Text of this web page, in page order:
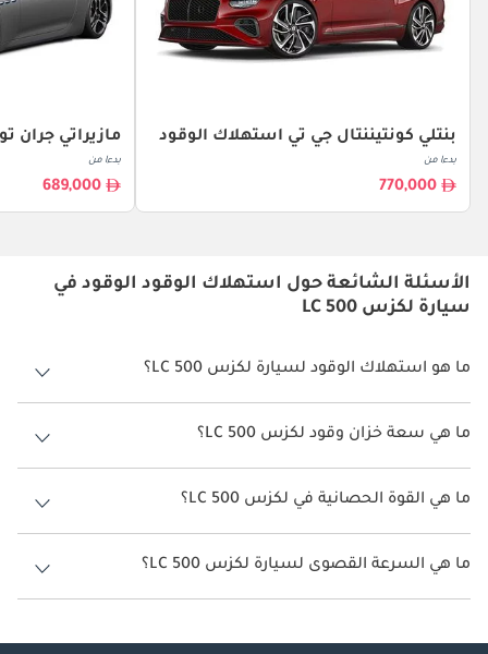
بنتلي كونتيننتال جي تي استهلاك الوقود
بدءا من
770,000
مازيراتي جران
بدءا من
689,000
الأسئلة الشائعة حول استهلاك الوقود الوقود في
سيارة لكزس LC 500
ما هو استهلاك الوقود لسيارة لكزس LC 500؟
يتراوح استهلاك الوقود لسيارة لكزس LC 500 بين 5 كم/ليتر - 7 كم/ليتر.
ما هي سعة خزان وقود لكزس LC 500؟
سعة خزان وقود لكزس LC 500 82 ليتر.
ما هي القوة الحصانية في لكزس LC 500؟
تنتج لكزس LC 500 قوة 471 حصان.
ما هي السرعة القصوى لسيارة لكزس LC 500؟
السرعة القصوى لسيارة لكزس LC 500 هي 280 كم/الساعة.